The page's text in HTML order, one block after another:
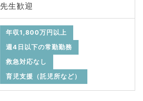
先生歓迎
年収1,800万円以上
週4日以下の常勤勤務
救急対応なし
育児支援（託児所など）